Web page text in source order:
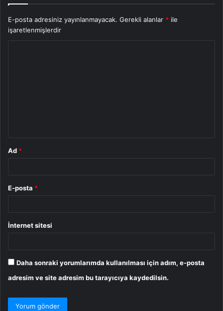
E-posta adresiniz yayınlanmayacak. Gerekli alanlar * ile
işaretlenmişlerdir
Ad *
E-posta *
İnternet sitesi
Daha sonraki yorumlarımda kullanılması için adım, e-posta
adresim ve site adresim bu tarayıcıya kaydedilsin.